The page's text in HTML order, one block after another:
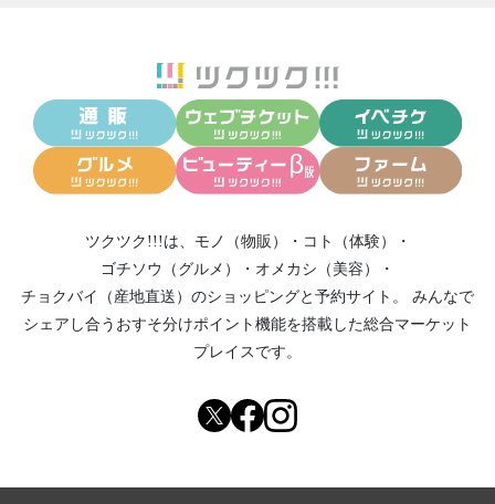
ツクツク!!!は、 モノ（物販） ・ コト（体験）
・
ゴチソウ（グルメ）
・ オメカシ（美容）
・
チョクバイ（産地直送） のショッピングと予約サイト。
みんなで
シェアし合う おすそ分けポイント機能を搭載した総合マーケット
プレイスです。